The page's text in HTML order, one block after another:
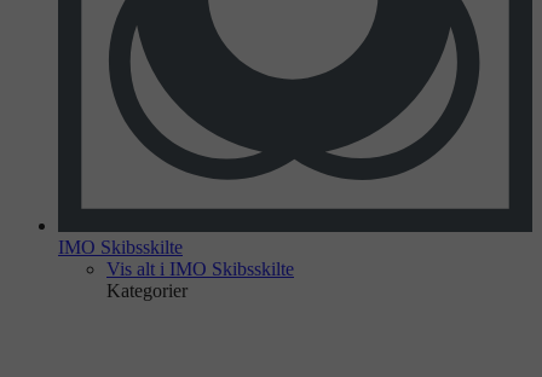
IMO Skibsskilte
Vis alt i IMO Skibsskilte
Kategorier